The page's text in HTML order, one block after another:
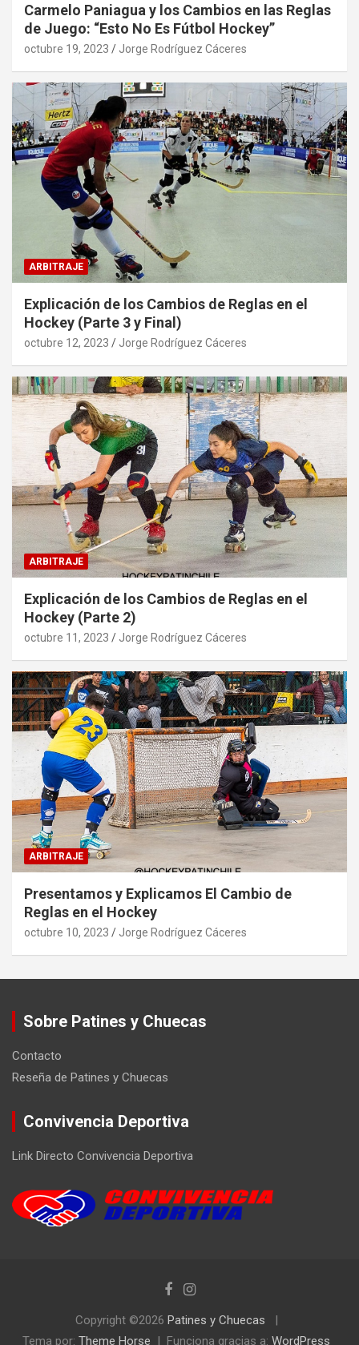
Carmelo Paniagua y los Cambios en las Reglas
de Juego: “Esto No Es Fútbol Hockey”
octubre 19, 2023 Jorge Rodríguez Cáceres
ARBITRAJE
Explicación de los Cambios de Reglas en el
Hockey (Parte 3 y Final)
octubre 12, 2023 Jorge Rodríguez Cáceres
ARBITRAJE
Explicación de los Cambios de Reglas en el
Hockey (Parte 2)
octubre 11, 2023 Jorge Rodríguez Cáceres
ARBITRAJE
Presentamos y Explicamos El Cambio de
Reglas en el Hockey
octubre 10, 2023 Jorge Rodríguez Cáceres
Sobre Patines y Chuecas
Contacto
Reseña de Patines y Chuecas
Convivencia Deportiva
Link Directo Convivencia Deportiva
Copyright ©2026 Patines y Chuecas
Tema por: Theme Horse Funciona gracias a: WordPress